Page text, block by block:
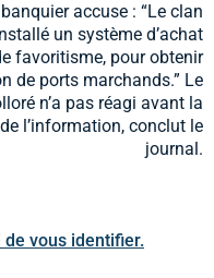
banquier accuse : “Le clan
un système d’achat
favoritisme, pour obtenir
de ports marchands.” Le
n’a pas réagi avant la
l’information, conclut le
journal.
de vous identifier.